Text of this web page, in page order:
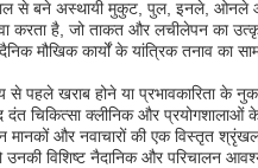
से बने अस्थायी मुकुट, पुल, इनले, ओनले
करता है, जो ताकत और लचीलेपन का
मौखिक कार्यों के यांत्रिक तनाव का
खराब होने या प्रभावकारिता के
क्लीनिक और प्रयोगशालाओं के
मानकों और नवाचारों की एक विस्तृत
विशिष्ट नैदानिक ​​​​और परिचालन